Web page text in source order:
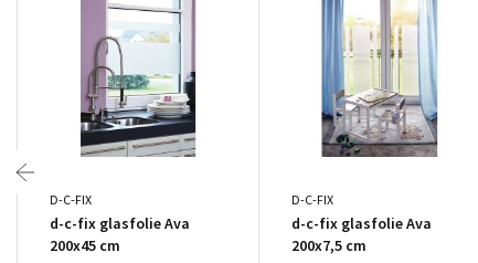
D-C-FIX
d-c-fix glasfolie Ava
200x45 cm
D-C-FIX
d-c-fix glasfolie Ava
200x7,5 cm